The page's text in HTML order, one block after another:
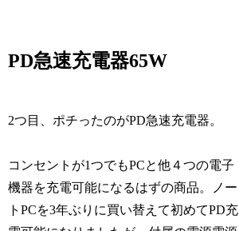
PD急速充電器65W
2つ目、ポチったのがPD急速充電器。
コンセントが1つでもPCと他４つの電子
機器を充電可能になるはずの商品。ノー
トPCを3年ぶりに買い替えて初めてPD充